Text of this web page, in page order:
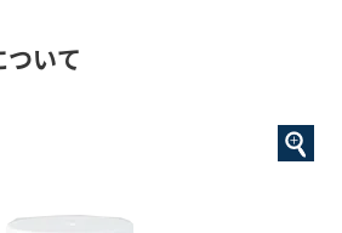
いて